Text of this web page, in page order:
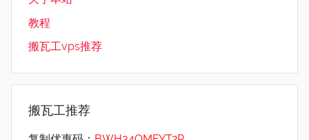
教程
搬瓦工vps推荐
搬瓦工推荐